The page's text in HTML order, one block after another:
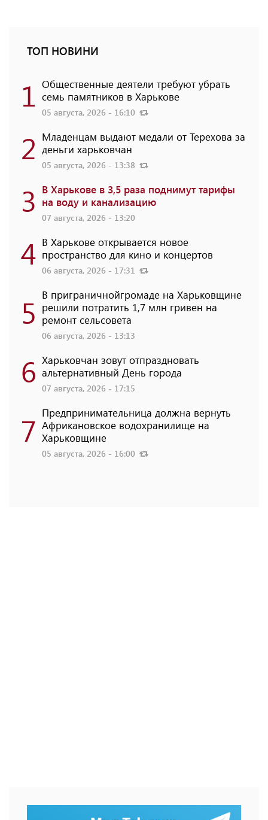
ТОП НОВИНИ
1 Общественные деятели требуют убрать
семь памятников в Харькове
05 августа, 2026 - 16:10
2 Младенцам выдают медали от Терехова за
деньги харьковчан
05 августа, 2026 - 13:38
3 В Харькове в 3,5 раза поднимут тарифы
на воду и канализацию
07 августа, 2026 - 13:20
4 В Харькове открывается новое
пространство для кино и концертов
06 августа, 2026 - 17:31
5 В приграничнойгромаде на Харьковщине
решили потратить 1,7 млн ​​гривен на
ремонт сельсовета
06 августа, 2026 - 13:13
6 Харьковчан зовут отпраздновать
альтернативный День города
07 августа, 2026 - 17:15
7 Предпринимательница должна вернуть
Африкановское водохранилище на
Харьковщине
05 августа, 2026 - 16:00